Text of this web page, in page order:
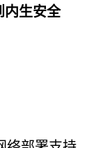
内生安全